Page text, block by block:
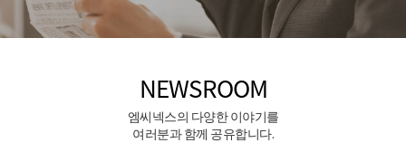
NEWSROOM
엠씨넥스의 다양한 이야기를
여러분과 함께 공유합니다.